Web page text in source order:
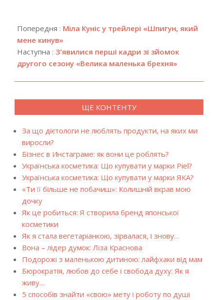
04-
18
Попередня : Міла Куніс у трейлері «Шпигун, який
мене кинув»
Наступна : З’явилися перші кадри зі зйомок
другого сезону «Велика маленька брехня»
ЩЕ КОНТЕНТУ
За що дієтологи не люблять продукти, на яких ми
виросли?
Бізнес в Инстаграме: як вони це роблять?
Українська косметика: Що купувати у марки Piel?
Українська косметика: Що купувати у марки ЯКА?
«Ти її більше не побачиш»: Колишній вкрав мою
дочку
Як це робиться: Я створила бренд японської
косметики
Як я стала вегетаріанкою, зірвалася, і знову…
Вона – лідер думок: Ліза Краснова
Подорожі з маленькою дитиною: лайфхаки від мам
Бюрократія, любов до себе і свобода духу: Як я
живу…
5 способів знайти «свою» мету і роботу по душі